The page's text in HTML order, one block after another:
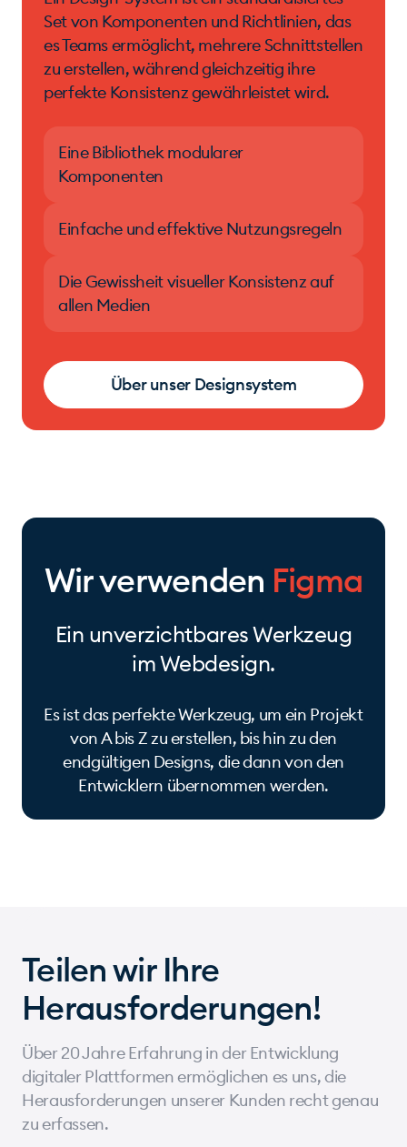
Set von Komponenten und Richtlinien, das
es Teams ermöglicht, mehrere Schnittstellen
zu erstellen, während gleichzeitig ihre
perfekte Konsistenz gewährleistet wird.
Eine Bibliothek modularer
Komponenten
Einfache und effektive Nutzungsregeln
Die Gewissheit visueller Konsistenz auf
allen Medien
Über unser Designsystem
Wir verwenden Figma
Ein unverzichtbares Werkzeug
im Webdesign.
Es ist das perfekte Werkzeug, um ein Projekt
von A bis Z zu erstellen, bis hin zu den
endgültigen Designs, die dann von den
Entwicklern übernommen werden.
Teilen wir Ihre
Herausforderungen!
Über 20 Jahre Erfahrung in der Entwicklung
digitaler Plattformen ermöglichen es uns, die
Herausforderungen unserer Kunden recht genau
zu erfassen.